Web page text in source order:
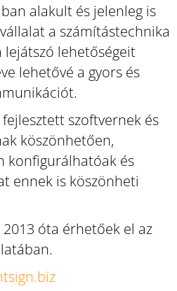
alakult és jelenleg is
a számítástechnika
lejátszó lehetőségeit
lehetővé a gyors és
szoftvernek és
köszönhetően,
konfigurálhatóak és
ennek is köszönheti
óta érhetőek el az